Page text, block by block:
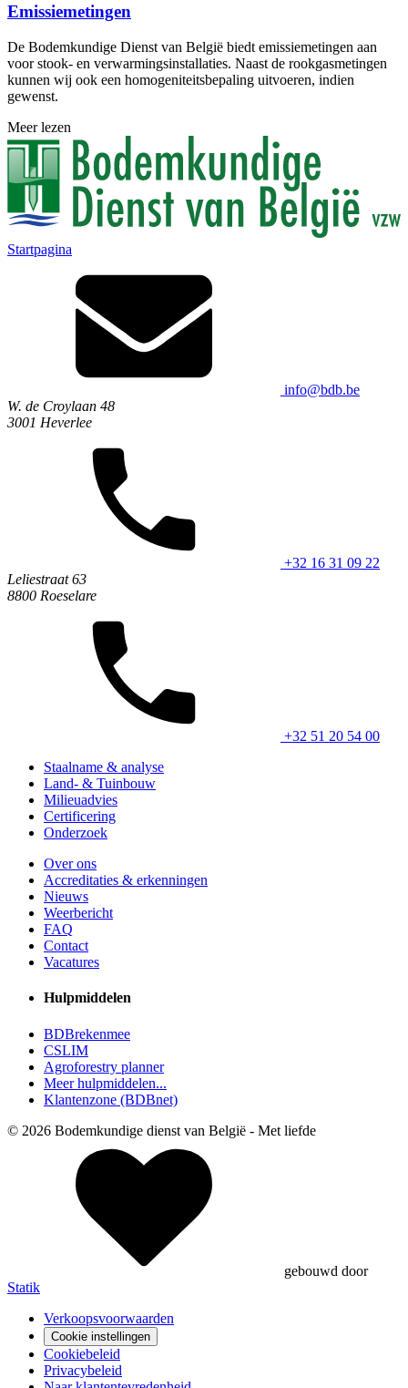
Emissiemetingen
De Bodemkundige Dienst van België biedt emissiemetingen aan
voor stook- en verwarmingsinstallaties. Naast de rookgasmetingen
kunnen wij ook een homogeniteitsbepaling uitvoeren, indien
gewenst.
Meer lezen
Startpagina
info@bdb.be
W. de Croylaan 48
3001 Heverlee
+32 16 31 09 22
Leliestraat 63
8800 Roeselare
+32 51 20 54 00
Staalname & analyse
Land- & Tuinbouw
Milieuadvies
Certificering
Onderzoek
Over ons
Accreditaties & erkenningen
Nieuws
Weerbericht
FAQ
Contact
Vacatures
Hulpmiddelen
BDBrekenmee
CSLIM
Agroforestry planner
Meer hulpmiddelen...
Klantenzone (BDBnet)
© 2026 Bodemkundige dienst van België - Met liefde
gebouwd door
Statik
Verkoopsvoorwaarden
Cookie instellingen
Cookiebeleid
Privacybeleid